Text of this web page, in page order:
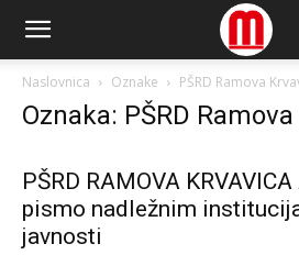
Naslovnica Oznake PŠRD Ramova
Oznaka: PŠRD
PŠRD RAMOVA
pismo nadležnim
javnosti